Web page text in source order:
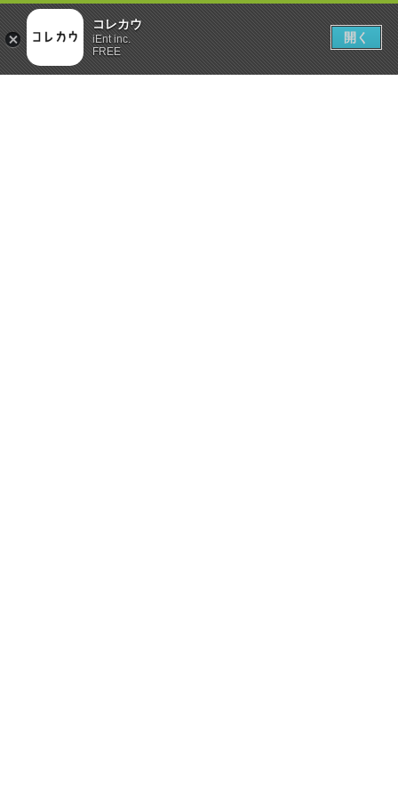
コレカウ
iEnt inc.
FREE
開く